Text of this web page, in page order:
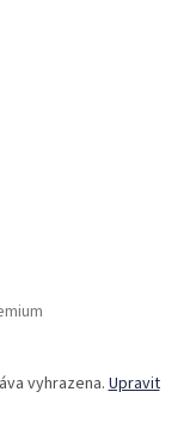
vyhrazena.Upravit